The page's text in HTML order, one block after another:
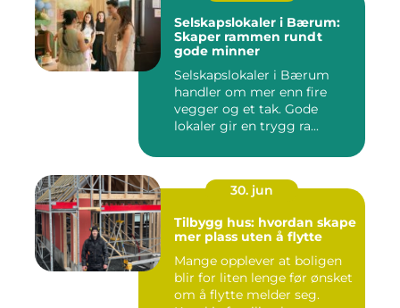
Selskapslokaler i Bærum:
Skaper rammen rundt
gode minner
Selskapslokaler i Bærum
handler om mer enn fire
vegger og et tak. Gode
lokaler gir en trygg ra...
30. jun
Tilbygg hus: hvordan skape
mer plass uten å flytte
Mange opplever at boligen
blir for liten lenge før ønsket
om å flytte melder seg.